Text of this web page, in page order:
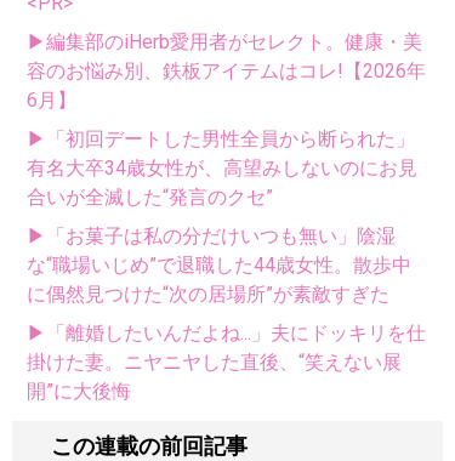
▶編集部のiHerb愛用者がセレクト。健康・美
容のお悩み別、鉄板アイテムはコレ!【2026年
6月】
▶「初回デートした男性全員から断られた」
有名大卒34歳女性が、高望みしないのにお見
合いが全滅した“発言のクセ”
▶「お菓子は私の分だけいつも無い」陰湿
な“職場いじめ”で退職した44歳女性。散歩中
に偶然見つけた“次の居場所”が素敵すぎた
▶「離婚したいんだよね...」夫にドッキリを仕
掛けた妻。ニヤニヤした直後、“笑えない展
開”に大後悔
この連載の前回記事